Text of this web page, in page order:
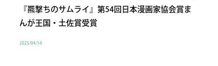
『羆撃ちのサムライ』第54回日本漫画家協会賞ま
んが王国・土佐賞受賞
2025/04/14